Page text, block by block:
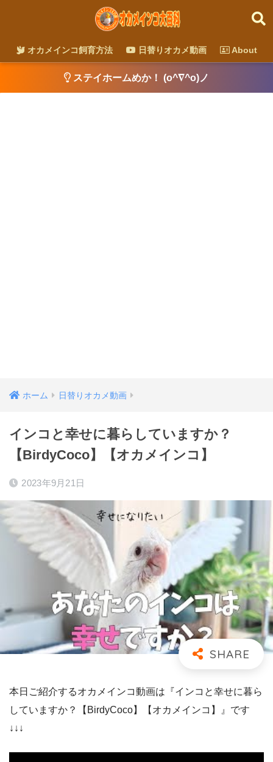
オカメインコ飼育方法 日替りオカメ動画 About
ステイホームめか！ (o^∇^o)ノ
ホーム 日替りオカメ動画
インコと幸せに暮らしていますか？
【BirdyCoco】【オカメインコ】
2023年9月21日
本日ご紹介するオカメインコ動画は『インコと幸せに暮ら
していますか？【BirdyCoco】【オカメインコ】』です
↓↓↓